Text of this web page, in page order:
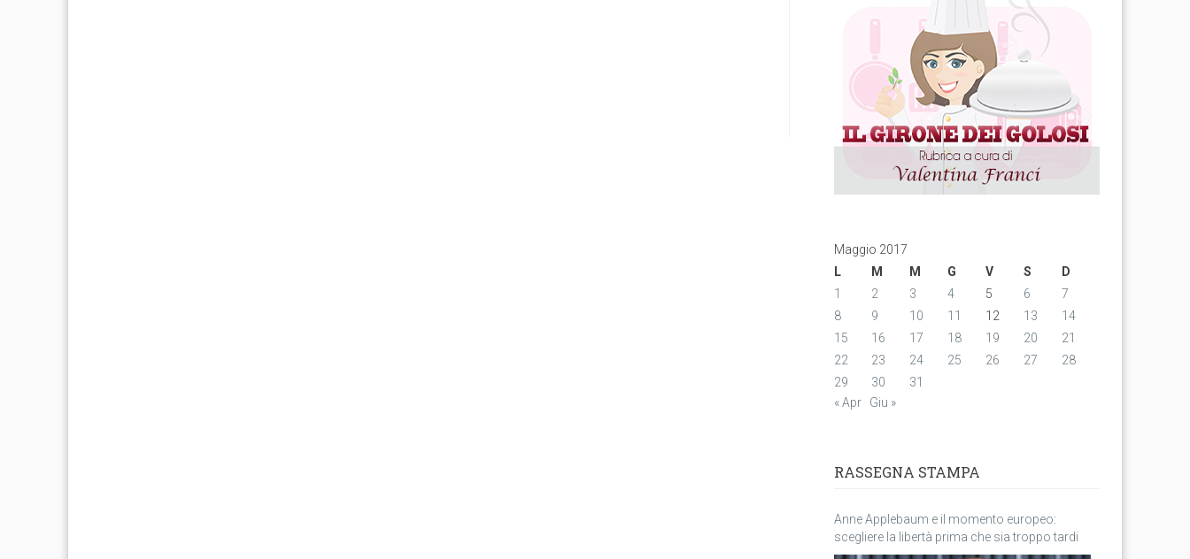
Maggio 2017
L
M M G V S
D
1
2 3 4 5 6
7
8
9 10 11 12 13
14
15
16 17 18 19 20
21
22
23 24 25 26 27
28
29
30
31
« Apr
Giu »
RASSEGNA STAMPA
Anne Applebaum e il momento europeo:
scegliere la libertà prima che sia troppo tardi